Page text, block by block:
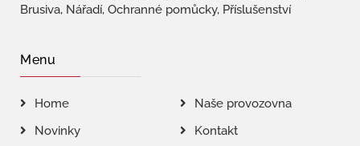
Brusiva, Nářadí, Ochranné pomůcky, Příslušenství
Menu
Home
Naše provozovna
Novinky
Kontakt